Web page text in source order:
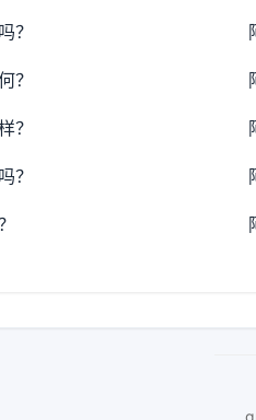
？
？
？
？